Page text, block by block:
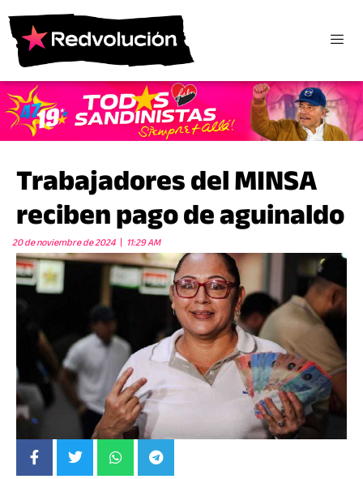
Trabajadores del MINSA
reciben pago de aguinaldo
20 de noviembre de 2024 11:29 AM